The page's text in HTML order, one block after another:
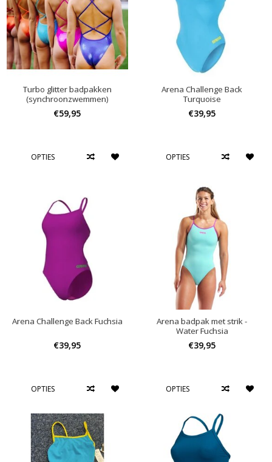
Turbo glitter badpakken
(synchroonzwemmen)
€59,95
OPTIES
Arena Challenge Back
Turquoise
€39,95
OPTIES
Arena Challenge Back Fuchsia
€39,95
OPTIES
Arena badpak met strik -
Water Fuchsia
€39,95
OPTIES